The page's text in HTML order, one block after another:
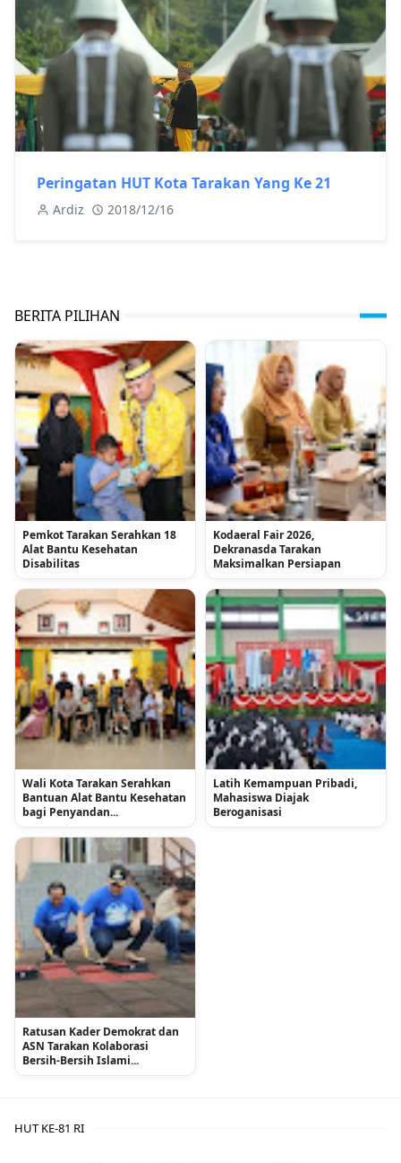
Peringatan HUT Kota Tarakan Yang Ke 21
Ardiz 2018/12/16
BERITA PILIHAN
Pemkot Tarakan Serahkan 18
Alat Bantu Kesehatan
Disabilitas
Kodaeral Fair 2026,
Dekranasda Tarakan
Maksimalkan Persiapan
Wali Kota Tarakan Serahkan
Bantuan Alat Bantu Kesehatan
bagi Penyandan...
Latih Kemampuan Pribadi,
Mahasiswa Diajak
Beroganisasi
Ratusan Kader Demokrat dan
ASN Tarakan Kolaborasi
Bersih-Bersih Islami...
HUT KE-81 RI